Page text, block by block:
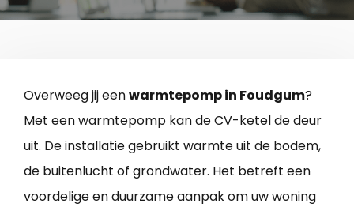
Overweeg jij eenwarmtepomp in Foudgum?
Met een warmtepomp kan de CV-ketel de deur
uit. De installatie gebruikt warmte uit de bodem,
de buitenlucht of grondwater. Het betreft een
voordelige en duurzame aanpak om uw woning